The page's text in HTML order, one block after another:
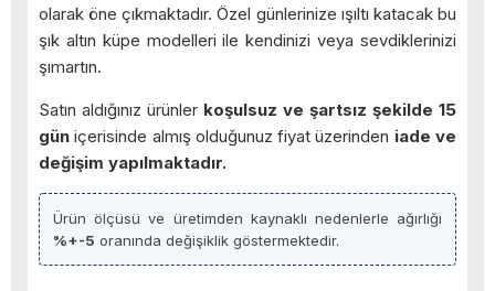
olarak öne çıkmaktadır. Özel günlerinize ışıltı katacak bu
şık altın küpe modelleri ile kendinizi veya sevdiklerinizi
şımartın.
Satın aldığınız ürünler koşulsuz ve şartsız şekilde 15
gün içerisinde almış olduğunuz fiyat üzerinden iade ve
değişim yapılmaktadır.
Ürün ölçüsü ve üretimden kaynaklı nedenlerle ağırlığı
%+-5 oranında değişiklik göstermektedir.